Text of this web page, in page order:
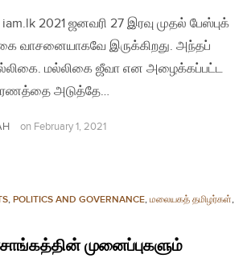
2021 ஜனவரி 27 இரவு முதல் பேஸ்புக்
வாசனையாகவே இருக்கிறது. அந்தப்
மல்லிகை ஜீவா என அழைக்கப்பட்ட
அடுத்தே…
on February 1, 2021
, POLITICS AND GOVERNANCE, மலையகத் தமிழர்கள்,
முனைப்புகளும்